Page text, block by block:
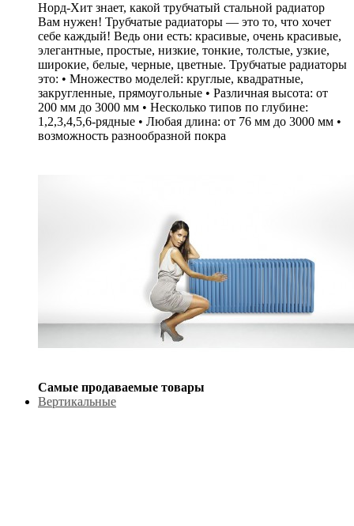
Норд-Хит знает, какой трубчатый стальной радиатор
Вам нужен! Трубчатые радиаторы — это то, что хочет
себе каждый! Ведь они есть: красивые, очень красивые,
элегантные, простые, низкие, тонкие, толстые, узкие,
широкие, белые, черные, цветные. Трубчатые радиаторы
это: • Множество моделей: круглые, квадратные,
закругленные, прямоугольные • Различная высота: от
200 мм до 3000 мм • Несколько типов по глубине:
1,2,3,4,5,6-рядные • Любая длина: от 76 мм до 3000 мм •
возможность разнообразной покра
Самые продаваемые товары
Вертикальные